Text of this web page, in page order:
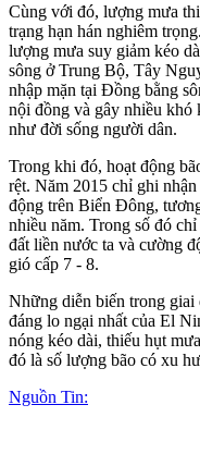
Cùng với đó, lượng mưa
trạng hạn hán nghiêm
lượng mưa suy giảm kéo
sông ở Trung Bộ, Tây
nhập mặn tại Đồng bằng
nội đồng và gây nhiều khó
như đời sống người dân.
Trong khi đó, hoạt động
rệt. Năm 2015 chỉ ghi
động trên Biển Đông,
nhiều năm. Trong số đó
đất liền nước ta và cường
gió cấp 7 - 8.
Những diễn biến trong giai
đáng lo ngại nhất của El
nóng kéo dài, thiếu hụt
đó là số lượng bão có xu
Nguồn Tin: